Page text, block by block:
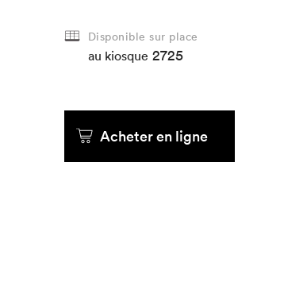
Disponible sur place
au kiosque 2725
Acheter en ligne